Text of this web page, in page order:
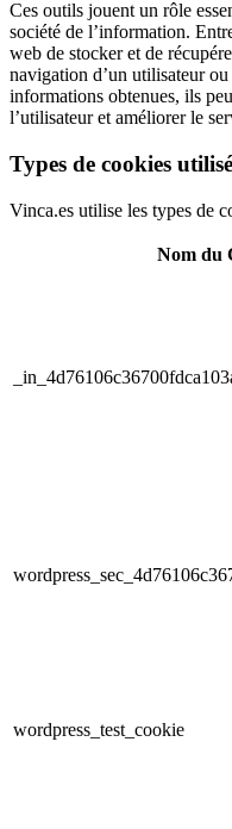
Ces outils jouent un rôle
société de l’information.
web de stocker et de
navigation d’un utilisateur
informations obtenues, ils
l’utilisateur et améliorer le
Types de cookies
Vinca.es utilise les types de
Nom du
wordpress_test_cookie